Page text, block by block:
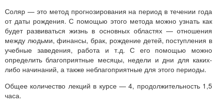
Соляр — это метод прогнозирования на период в течении года
от даты рождения. С помощью этого метода можно узнать как
будет развиваться жизнь в основных областях — отношения
между людьми, финансы, брак, рождение детей, поступления в
учебные заведения, работа и т.д. С его помощью можно
определить благоприятные месяцы, недели и дни для каких-
либо начинаний, а также неблагоприятные для этого периоды.
Общее количество лекций в курсе — 4, продолжительность 1,5
часа.